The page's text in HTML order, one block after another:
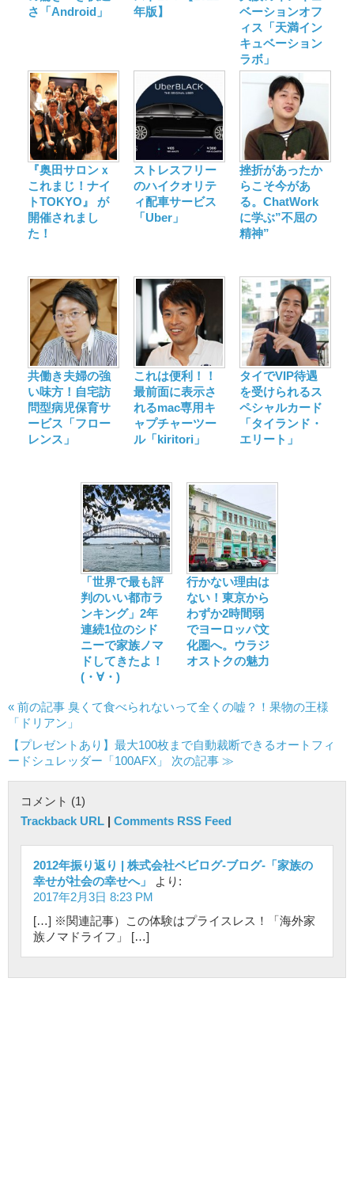
さ「Android」
年版】
ベーションオフ
ィス「天満イン
キュベーション
ラボ」
『奥田サロンｘ
これまじ！ナイ
トTOKYO』 が
開催されまし
た！
ストレスフリー
のハイクオリテ
ィ配車サービス
「Uber」
挫折があったか
らこそ今があ
る。ChatWork
に学ぶ”不屈の
精神”
共働き夫婦の強
い味方！自宅訪
問型病児保育サ
ービス「フロー
レンス」
これは便利！！
最前面に表示さ
れるmac専用キ
ャプチャーツー
ル「kiritori」
タイでVIP待遇
を受けられるス
ペシャルカード
「タイランド・
エリート」
「世界で最も評
判のいい都市ラ
ンキング」2年
連続1位のシド
ニーで家族ノマ
ドしてきたよ！
(・∀・)
行かない理由は
ない！東京から
わずか2時間弱
でヨーロッパ文
化圏へ。ウラジ
オストクの魅力
« 前の記事 臭くて食べられないって全くの嘘？！果物の王様
「ドリアン」
【プレゼントあり】最大100枚まで自動裁断できるオートフィ
ードシュレッダー「100AFX」 次の記事 ≫
コメント (1)
Trackback URL
Comments RSS Feed
2012年振り返り | 株式会社ベビログ-ブログ-「家族の
幸せが社会の幸せへ」
より:
2017年2月3日 8:23 PM
[…] ※関連記事）この体験はプライスレス！「海外家
族ノマドライフ」 […]